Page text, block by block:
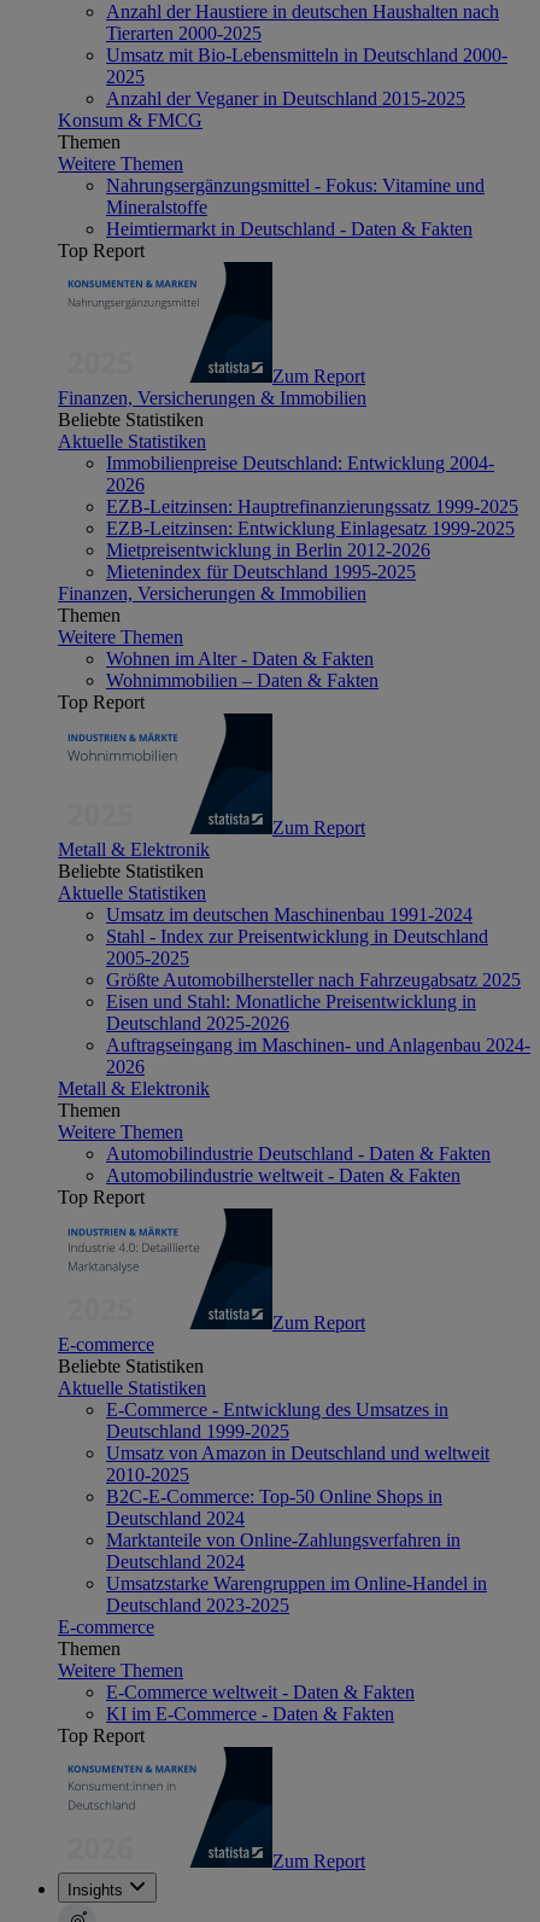
Anzahl der Haustiere in deutschen Haushalten nach
Tierarten 2000-2025
Umsatz mit Bio-Lebensmitteln in Deutschland 2000-
2025
Anzahl der Veganer in Deutschland 2015-2025
Konsum & FMCG
Themen
Weitere Themen
Nahrungsergänzungsmittel - Fokus: Vitamine und
Mineralstoffe
Heimtiermarkt in Deutschland - Daten & Fakten
Top Report
Zum Report
Finanzen, Versicherungen & Immobilien
Beliebte Statistiken
Aktuelle Statistiken
Immobilienpreise Deutschland: Entwicklung 2004-
2026
EZB-Leitzinsen: Hauptrefinanzierungssatz 1999-2025
EZB-Leitzinsen: Entwicklung Einlagesatz 1999-2025
Mietpreisentwicklung in Berlin 2012-2026
Mietenindex für Deutschland 1995-2025
Finanzen, Versicherungen & Immobilien
Themen
Weitere Themen
Wohnen im Alter - Daten & Fakten
Wohnimmobilien – Daten & Fakten
Top Report
Zum Report
Metall & Elektronik
Beliebte Statistiken
Aktuelle Statistiken
Umsatz im deutschen Maschinenbau 1991-2024
Stahl - Index zur Preisentwicklung in Deutschland
2005-2025
Größte Automobilhersteller nach Fahrzeugabsatz 2025
Eisen und Stahl: Monatliche Preisentwicklung in
Deutschland 2025-2026
Auftragseingang im Maschinen- und Anlagenbau 2024-
2026
Metall & Elektronik
Themen
Weitere Themen
Automobilindustrie Deutschland - Daten & Fakten
Automobilindustrie weltweit - Daten & Fakten
Top Report
Zum Report
E-commerce
Beliebte Statistiken
Aktuelle Statistiken
E-Commerce - Entwicklung des Umsatzes in
Deutschland 1999-2025
Umsatz von Amazon in Deutschland und weltweit
2010-2025
B2C-E-Commerce: Top-50 Online Shops in
Deutschland 2024
Marktanteile von Online-Zahlungsverfahren in
Deutschland 2024
Umsatzstarke Warengruppen im Online-Handel in
Deutschland 2023-2025
E-commerce
Themen
Weitere Themen
E-Commerce weltweit - Daten & Fakten
KI im E-Commerce - Daten & Fakten
Top Report
Zum Report
Insights